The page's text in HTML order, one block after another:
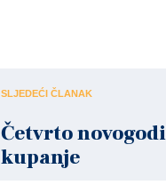
SLJEDEĆI ČLANAK
Četvrto
kupanje